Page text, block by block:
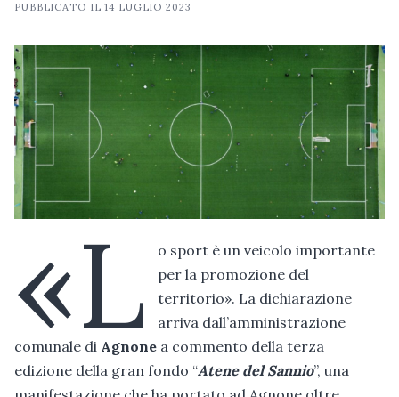
PUBBLICATO IL14 LUGLIO 2023
«L
o sport è un veicolo importante
per la promozione del
territorio». La dichiarazione
arriva dall’amministrazione
comunale di Agnone a commento della terza
edizione della gran fondo “Atene del Sannio”, una